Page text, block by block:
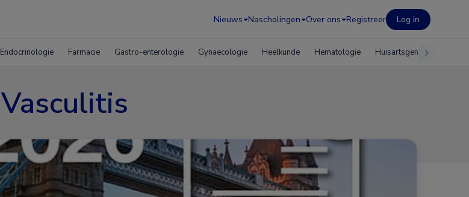
Nieuws Nascholingen Over ons Registreer Log in
Endocrinologie Farmacie Gastro-enterologie Gynaecologie Heelkunde Hematologie Huisartsgeneeskunde
Vasculitis